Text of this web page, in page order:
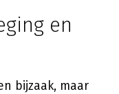
en
bijzaak, maar